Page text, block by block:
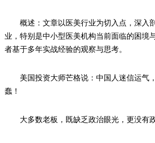
概述：文章以医美行业为切入点，深入
业，特别是中小型医美机构当前面临的困境
者基于多年实战经验的观察与思考。
美国投资大师芒格说：中国人迷信运气
蠢！
大多数老板，既缺乏政治眼光，更没有政